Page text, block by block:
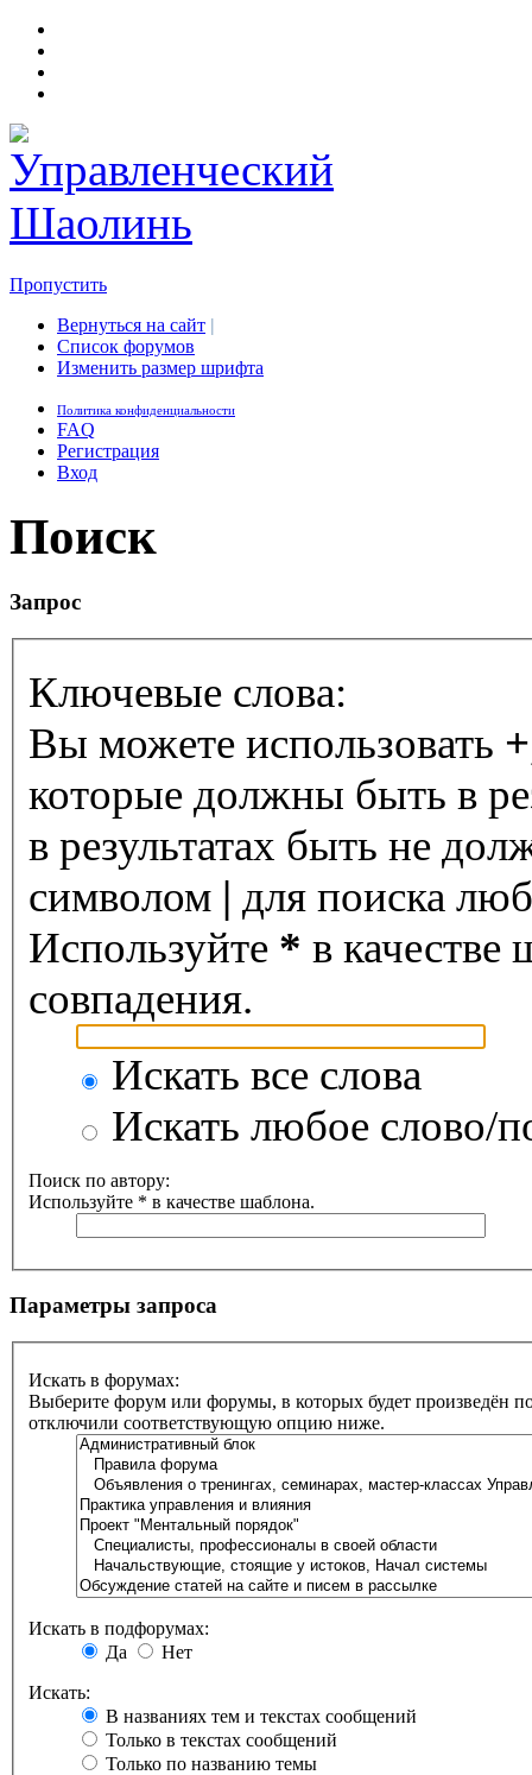
Пропустить
Вернуться на сайт |
Список форумов
Изменить размер шрифта
Политика конфиденциальности
FAQ
Регистрация
Вход
Поиск
Запрос
Ключевые слова:
Вы можете использовать +
которые должны быть в
в результатах быть не
символом | для поиска
Используйте * в качестве
совпадения.
Искать все слова
Искать любое слово/
Поиск по автору:
Используйте * в качестве шаблона.
Параметры запроса
Искать в форумах:
Выберите форум или форумы, в которых будет произведён
отключили соответствующую опцию ниже.
Искать в подфорумах:
Да
Нет
Искать:
В названиях тем и текстах сообщений
Только в текстах сообщений
Только по названию темы